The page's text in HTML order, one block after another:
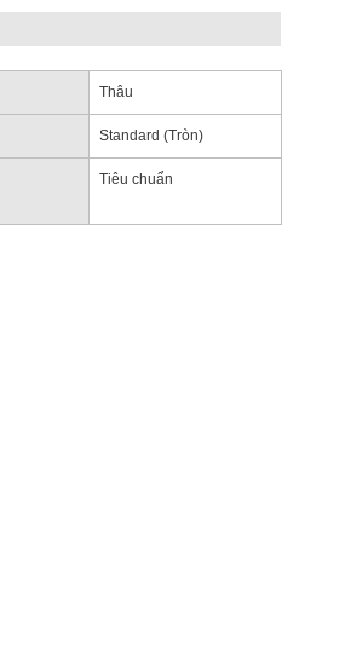
Thâu
Standard (Tròn)
Tiêu chuẩn